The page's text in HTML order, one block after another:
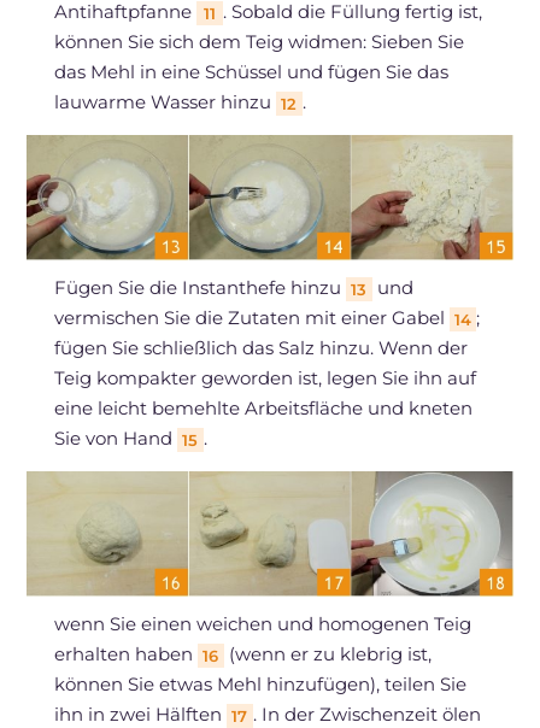
Antihaftpfanne
11 . Sobald die Füllung fertig ist,
können Sie sich dem Teig widmen: Sieben Sie
das Mehl in eine Schüssel und fügen Sie das
lauwarme Wasser hinzu 12 .
Fügen Sie die Instanthefe hinzu 13
und
vermischen Sie die Zutaten mit einer Gabel 14 ;
fügen Sie schließlich das Salz hinzu. Wenn der
Teig kompakter geworden ist, legen Sie ihn auf
eine leicht bemehlte Arbeitsfläche und kneten
Sie von Hand 15 .
wenn Sie einen weichen und homogenen Teig
erhalten haben 16
(wenn er zu klebrig ist,
können Sie etwas Mehl hinzufügen), teilen Sie
ihn in zwei Hälften 17 . In der Zwischenzeit ölen